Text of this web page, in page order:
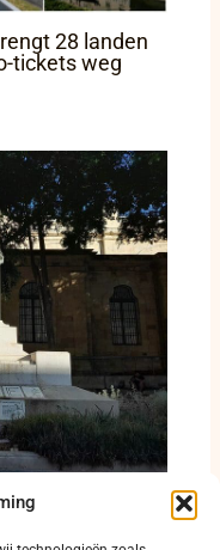
28 landen
tickets weg
recht in de
Daphne